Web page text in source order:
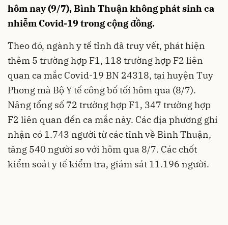
hôm nay (9/7), Bình Thuận không phát sinh ca
nhiễm Covid-19 trong cộng đồng.
Theo đó, ngành y tế tỉnh đã truy vết, phát hiện
thêm 5 trường hợp F1, 118 trường hợp F2 liên
quan ca mắc Covid-19 BN 24318, tại huyện Tuy
Phong mà Bộ Y tế công bố tối hôm qua (8/7).
Nâng tổng số 72 trường hợp F1, 347 trường hợp
F2 liên quan đến ca mắc này. Các địa phương ghi
nhận có 1.743 người từ các tỉnh về Bình Thuận,
tăng 540 người so với hôm qua 8/7. Các chốt
kiểm soát y tế kiểm tra, giám sát 11.196 người.